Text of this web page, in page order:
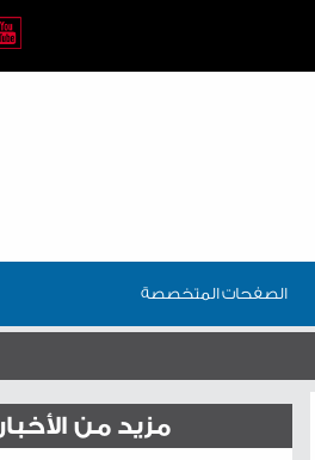
الصفحات المتخصصة
مزيد من الأخبار